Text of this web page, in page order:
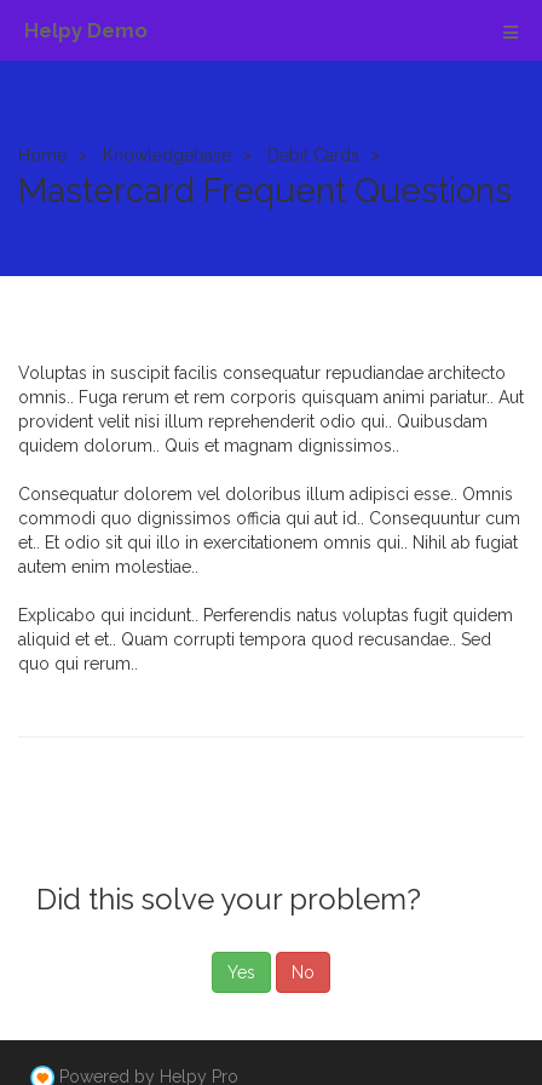
Helpy Demo
Home Knowledgebase Debit Cards
Mastercard Frequent Questions
Voluptas in suscipit facilis consequatur repudiandae architecto
omnis.. Fuga rerum et rem corporis quisquam animi pariatur.. Aut
provident velit nisi illum reprehenderit odio qui.. Quibusdam
quidem dolorum.. Quis et magnam dignissimos..
Consequatur dolorem vel doloribus illum adipisci esse.. Omnis
commodi quo dignissimos officia qui aut id.. Consequuntur cum
et.. Et odio sit qui illo in exercitationem omnis qui.. Nihil ab fugiat
autem enim molestiae..
Explicabo qui incidunt.. Perferendis natus voluptas fugit quidem
aliquid et et.. Quam corrupti tempora quod recusandae.. Sed
quo qui rerum..
Did this solve your problem?
Yes No
Powered by Helpy Pro